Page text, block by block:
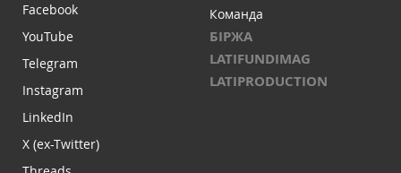
Facebook
YouTube
Telegram
Instagram
LinkedIn
X (ex-Twitter)
Команда
БІРЖА
LATIFUNDIMAG
LATIPRODUCTION